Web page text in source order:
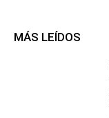
MÁS LEÍDOS